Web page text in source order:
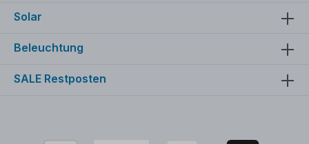
Solar
Beleuchtung
SALE Restposten